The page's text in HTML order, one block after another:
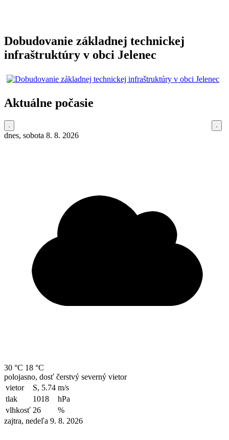
Dobudovanie základnej technickej
infraštruktúry v obci Jelenec
Aktuálne počasie
dnes, sobota 8. 8. 2026
30 °C 18 °C
polojasno, dosť čerstvý severný vietor
vietor
S, 5.74 m/s
tlak
1018
hPa
vlhkosť 26
%
zajtra, nedeľa 9. 8. 2026